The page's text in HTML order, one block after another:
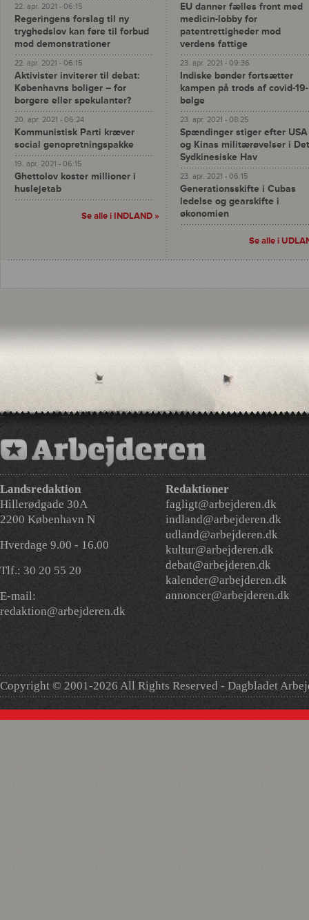
22. apr. 2021 - 06:15
Regeringens forslag til ny
tryghedslov kan føre til forbud
mod demonstrationer
22. apr. 2021 - 06:15
Aktivister inviterer til debat:
Københavns boliger – for
borgere eller spekulanter?
20. apr. 2021 - 06:24
Kommunistisk Parti kræver
social genopretningspakke
19. apr. 2021 - 06:15
Ghettolov koster millioner i
huslejetab
Se alle i INDLAND »
EU danner fælles front med
medicin-lobby for
patentrettigheder mod
verdens fattige
23. apr. 2021 - 09:36
Indiske bønder fortsætter
kampen på trods af covid-19-
bølge
23. apr. 2021 - 08:25
Spændinger stiger efter USA
og Kinas militærøvelser i Det
Sydkinesiske Hav
23. apr. 2021 - 06:15
Generationsskifte i Cubas
ledelse og gearskifte i
økonomien
Se alle i
Landsredaktion
Hillerødgade 30A
2200 København N
Hverdage 9.00 - 16.00
Tlf.: 30 20 55 20
E-mail:
redaktion@arbejderen.dk
Redaktioner
fagligt@arbejderen.dk
indland@arbejderen.dk
udland@arbejderen.dk
kultur@arbejderen.dk
debat@arbejderen.dk
kalender@arbejderen.dk
annoncer@arbejderen.dk
Copyright © 2001-2026 All Rights Reserved - Dagbladet